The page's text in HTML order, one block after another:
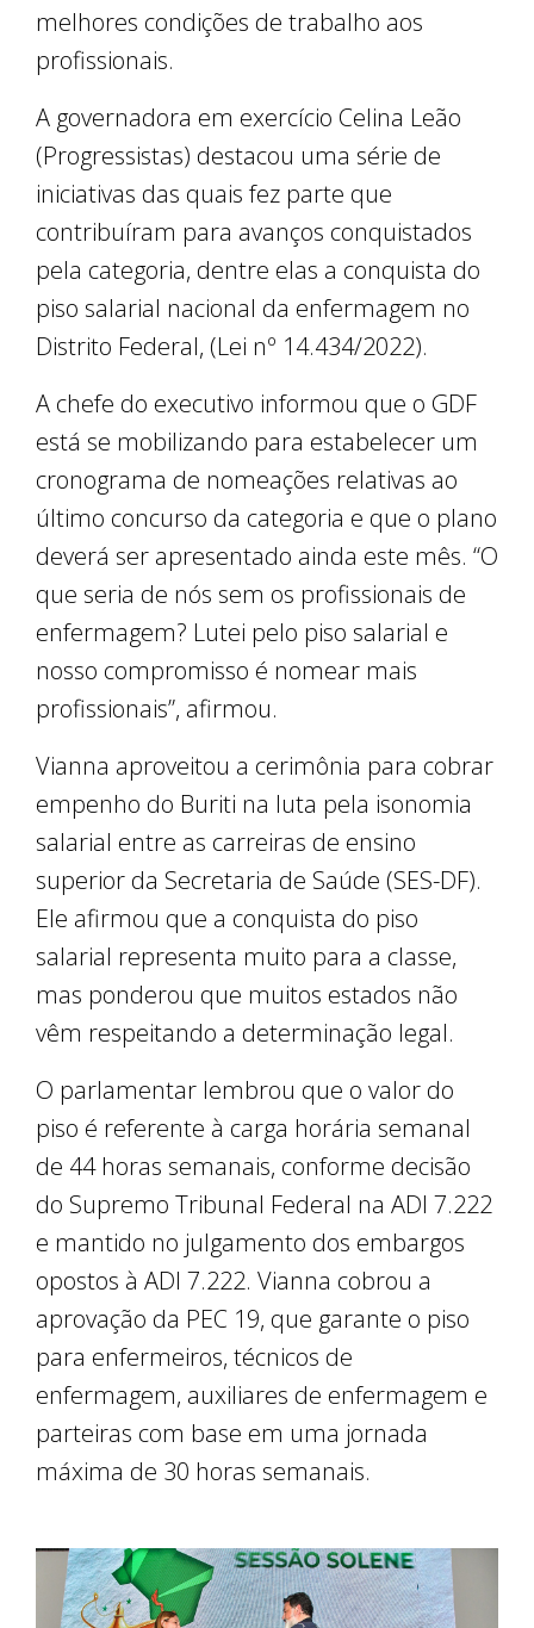
melhores condições de trabalho aos
profissionais.
A governadora em exercício Celina Leão
(Progressistas) destacou uma série de
iniciativas das quais fez parte que
contribuíram para avanços conquistados
pela categoria, dentre elas a conquista do
piso salarial nacional da enfermagem no
Distrito Federal, (Lei nº 14.434/2022).
A chefe do executivo informou que o GDF
está se mobilizando para estabelecer um
cronograma de nomeações relativas ao
último concurso da categoria e que o plano
deverá ser apresentado ainda este mês. “O
que seria de nós sem os profissionais de
enfermagem? Lutei pelo piso salarial e
nosso compromisso é nomear mais
profissionais”, afirmou.
Vianna aproveitou a cerimônia para cobrar
empenho do Buriti na luta pela isonomia
salarial entre as carreiras de ensino
superior da Secretaria de Saúde (SES-DF).
Ele afirmou que a conquista do piso
salarial representa muito para a classe,
mas ponderou que muitos estados não
vêm respeitando a determinação legal.
O parlamentar lembrou que o valor do
piso é referente à carga horária semanal
de 44 horas semanais, conforme decisão
do Supremo Tribunal Federal na ADI 7.222
e mantido no julgamento dos embargos
opostos à ADI 7.222. Vianna cobrou a
aprovação da PEC 19, que garante o piso
para enfermeiros, técnicos de
enfermagem, auxiliares de enfermagem e
parteiras com base em uma jornada
máxima de 30 horas semanais.